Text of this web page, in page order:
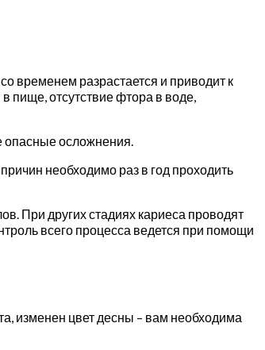
временем разрастается и приводит к
пище, отсутствие фтора в воде,
опасные осложнения.
необходимо раз в год проходить
При других стадиях кариеса проводят
всего процесса ведется при помощи
изменен цвет десны – вам необходима